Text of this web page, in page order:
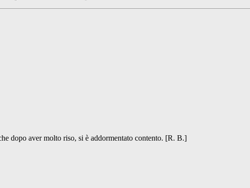
dopo aver molto riso, si è addormentato contento. [R. B.]